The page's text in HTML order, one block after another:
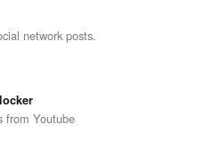
network posts.
from Youtube